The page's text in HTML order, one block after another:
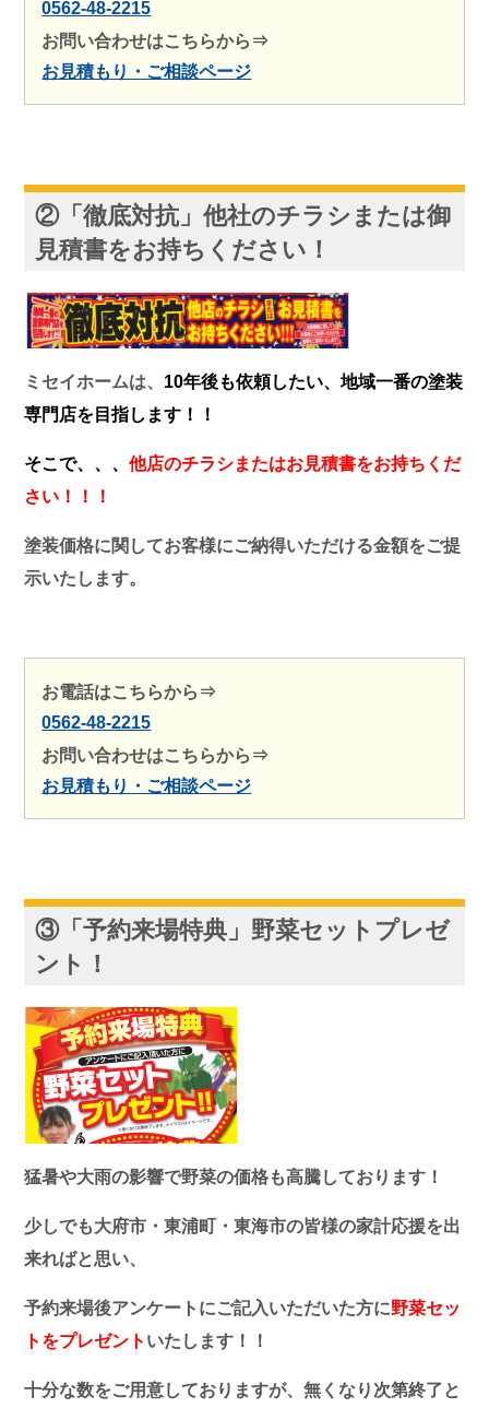
0562-48-2215
お問い合わせはこちらから⇒
お見積もり・ご相談ページ
②「徹底対抗」他社のチラシまたは御
見積書をお持ちください！
ミセイホームは、 10年後も依頼したい、地域一番の塗装
専門店を目指します！！
そこで、、、他店のチラシまたはお見積書をお持ちくだ
さい！！！
塗装価格に関してお客様にご納得いただける金額をご提
示いたします。
お電話はこちらから⇒
0562-48-2215
お問い合わせはこちらから⇒
お見積もり・ご相談ページ
③「予約来場特典」野菜セットプレゼ
ント！
猛暑や大雨の影響で野菜の価格も高騰しております！
少しでも大府市・東浦町・東海市の皆様の家計応援を出
来ればと思い、
予約来場後アンケートにご記入いただいた方に野菜セッ
トをプレゼント いたします！！
十分な数をご用意しておりますが、無くなり次第終了と